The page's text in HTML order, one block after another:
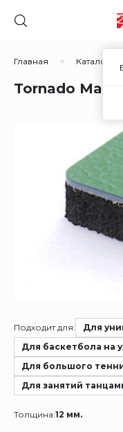
Главная Каталог
Tornado
Подходит для:
Для
Для баскетбола на
Для большого
Для занятий
Толщина:12 мм.